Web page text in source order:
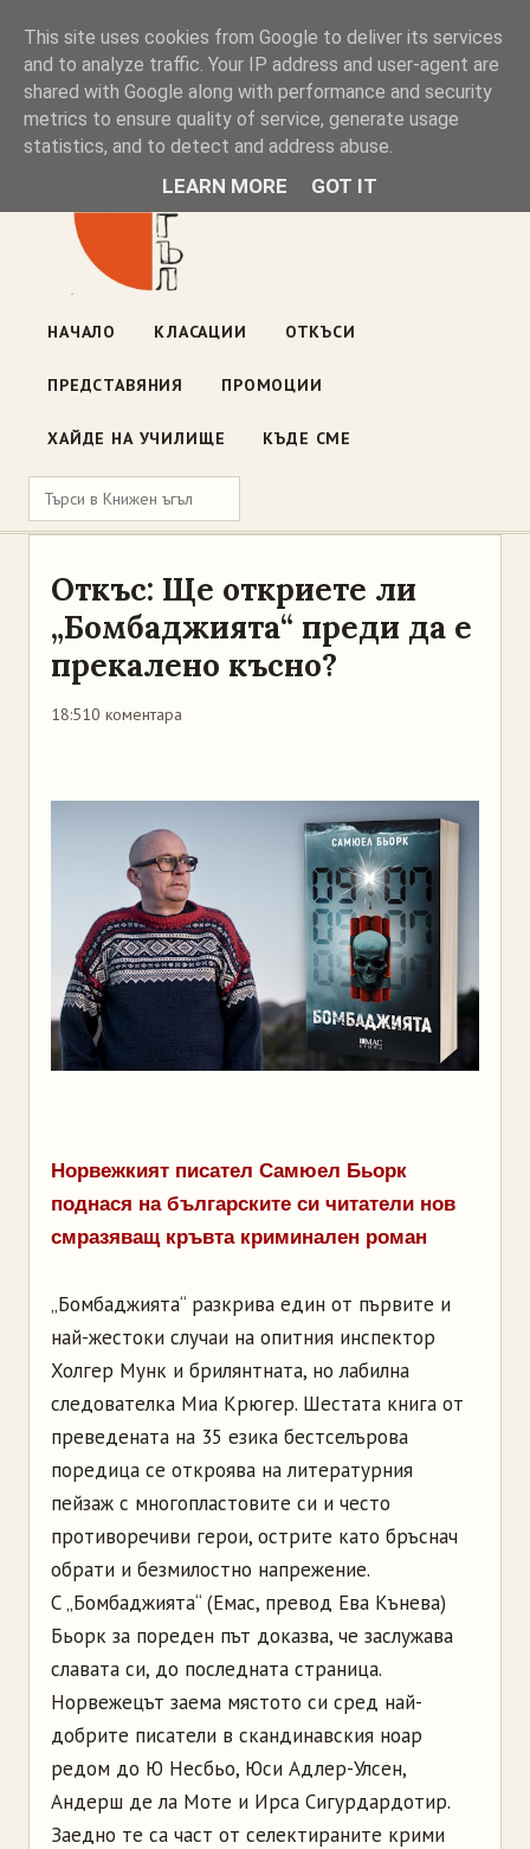
Книжен ъгъл
Блог на книжарницата — класации, откъси, нови книги
ул. „Оборище" 117, София· пон–пет 10:00–19:00 ·
НАЧАЛО КЛАСАЦИИ ОТКЪСИ
ПРЕДСТАВЯНИЯ ПРОМОЦИИ
ХАЙДЕ НА УЧИЛИЩЕ КЪДЕ СМЕ
Откъс: Ще откриете ли
„Бомбаджията“ преди да е
прекалено късно?
18:510 коментара
Норвежкият писател Самюел Бьорк
поднася на българските си читатели нов
смразяващ кръвта криминален роман
„Бомбаджията“ разкрива един от първите и
най-жестоки случаи на опитния инспектор
Холгер Мунк и брилянтната, но лабилна
следователка Миа Крюгер. Шестата книга от
преведената на 35 езика бестселърова
поредица се откроява на литературния
пейзаж с многопластовите си и често
противоречиви герои, острите като бръснач
обрати и безмилостно напрежение.
С „Бомбаджията“ (Емас, превод Ева Кънева)
Бьорк за пореден път доказва, че заслужава
славата си, до последната страница.
Норвежецът заема мястото си сред най-
добрите писатели в скандинавския ноар
редом до Ю Несбьо, Юси Адлер-Улсен,
Андерш де ла Моте и Ирса Сигурдардотир.
Заедно те са част от селектираните крими
This site uses cookies from Google to deliver its services
and to analyze traffic. Your IP address and user-agent are
shared with Google along with performance and security
metrics to ensure quality of service, generate usage
statistics, and to detect and address abuse.
LEARN MORE GOT IT